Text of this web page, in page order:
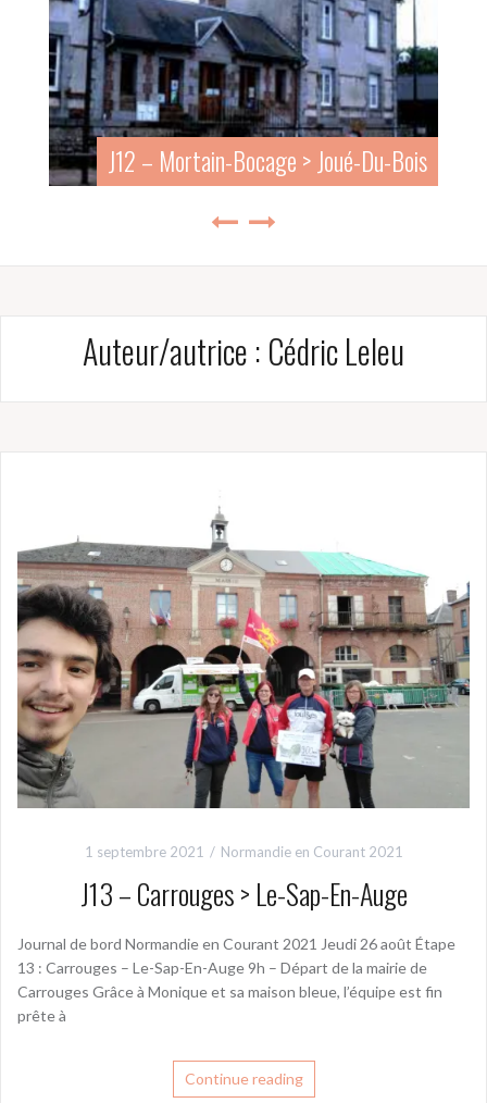
J11 – Villedieu-les-poêles > Lapenty
Auteur/autrice : Cédric Leleu
1 septembre 2021 Normandie en Courant 2021
J13 – Carrouges > Le-Sap-En-Auge
Journal de bord Normandie en Courant 2021 Jeudi 26 août Étape
13 : Carrouges – Le-Sap-En-Auge 9h – Départ de la mairie de
Carrouges Grâce à Monique et sa maison bleue, l’équipe est fin
prête à
Continue reading